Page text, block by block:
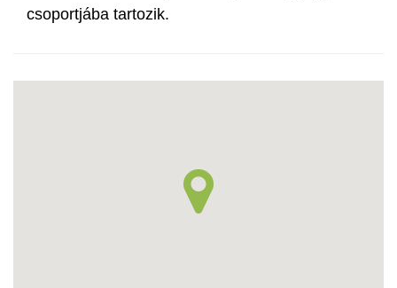
csoportjába tartozik.